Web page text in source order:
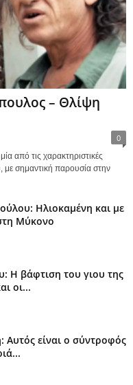
– Θλίψη
0
από τις χαρακτηριστικές
με σημαντική παρουσία στην
Ηλιοκαμένη και με
Μύκονο
Η βάφτιση του γιου της
οι...
Αυτός είναι ο σύντροφός